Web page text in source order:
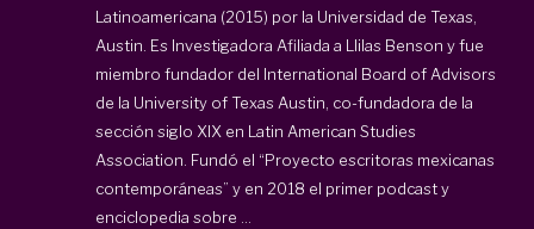
Latinoamericana (2015) por la Universidad de Texas,
Austin. Es Investigadora Afiliada a Llilas Benson y fue
miembro fundador del International Board of Advisors
de la University of Texas Austin, co-fundadora de la
sección siglo XIX en Latin American Studies
Association. Fundó el “Proyecto escritoras mexicanas
contemporáneas” y en 2018 el primer podcast y
enciclopedia sobre ...